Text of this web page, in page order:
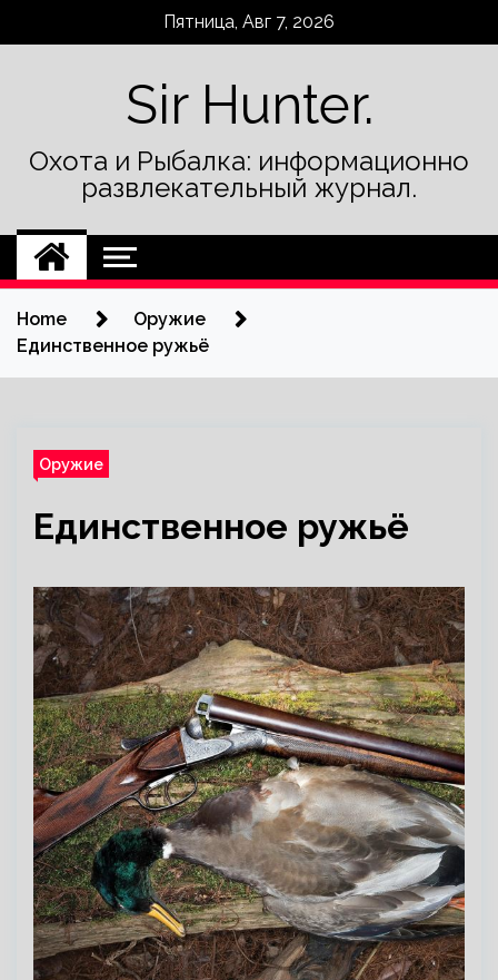
Пятница, Авг 7, 2026
Sir Hunter.
Охота и Рыбалка: информационно
развлекательный журнал.
Home
Оружие
Единственное ружьё
Оружие
Единственное ружьё